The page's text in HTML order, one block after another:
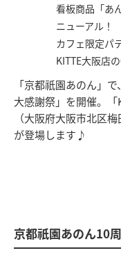
看板商品「あ
ニューアル！
カフェ限定パ
KITTE大阪店
「京都祇園あのん」
大感謝祭」を開催。「
（大阪府大阪市北区
が登場します♪
京都祇園あのん10